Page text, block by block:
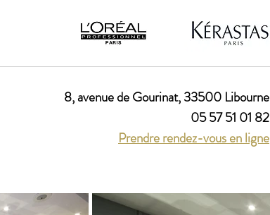
8, avenue de Gourinat, 33500 Libourne
05 57 51 01 82
Prendre rendez-vous en ligne